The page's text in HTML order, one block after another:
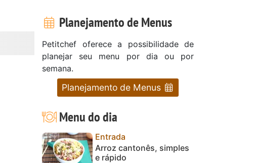
Planejamento de Menus
Petitchef oferece a possibilidade de
planejar seu menu por dia ou por
semana.
Planejamento de Menus
Menu do dia
Entrada
Arroz cantonês, simples
e rápido